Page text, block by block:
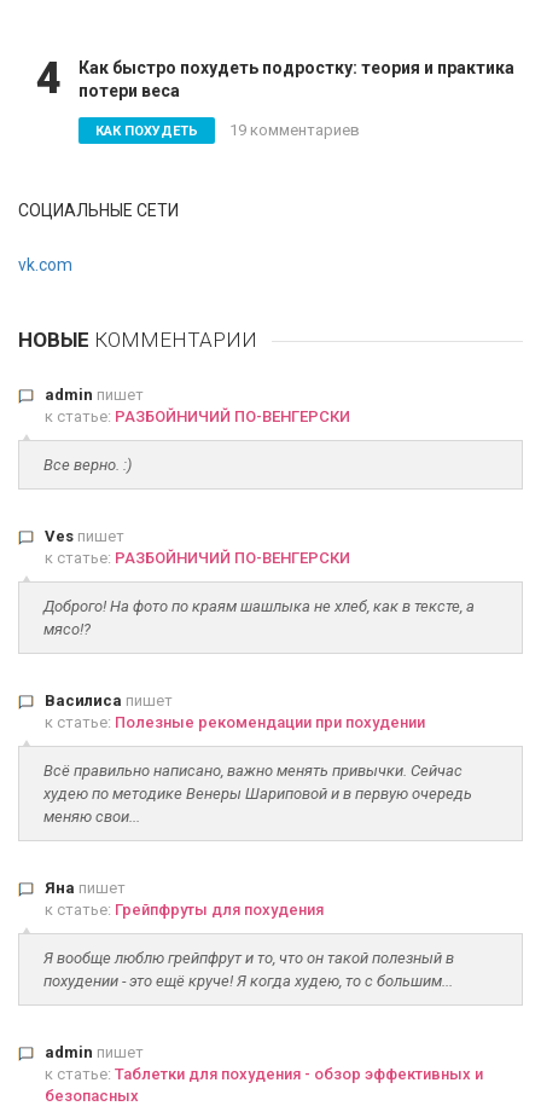
4
Как быстро похудеть подростку: теория и практика
потери веса
КАК ПОХУДЕТЬ 19 комментариев
СОЦИАЛЬНЫЕ СЕТИ
vk.com
НОВЫЕ КОММЕНТАРИИ
admin пишет
к статье: РАЗБОЙНИЧИЙ ПО-ВЕНГЕРСКИ
Все верно. :)
Ves пишет
к статье: РАЗБОЙНИЧИЙ ПО-ВЕНГЕРСКИ
Доброго! На фото по краям шашлыка не хлеб, как в тексте, а
мясо!?
Василиса пишет
к статье: Полезные рекомендации при похудении
Всё правильно написано, важно менять привычки. Сейчас
худею по методике Венеры Шариповой и в первую очередь
меняю свои...
Яна пишет
к статье: Грейпфруты для похудения
Я вообще люблю грейпфрут и то, что он такой полезный в
похудении - это ещё круче! Я когда худею, то с большим...
admin пишет
к статье: Таблетки для похудения - обзор эффективных и
безопасных